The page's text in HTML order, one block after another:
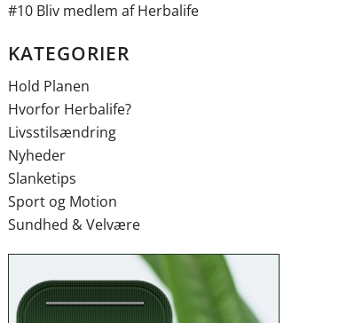
#10 Bliv medlem af Herbalife
KATEGORIER
Hold Planen
Hvorfor Herbalife?
Livsstilsændring
Nyheder
Slanketips
Sport og Motion
Sundhed & Velvære